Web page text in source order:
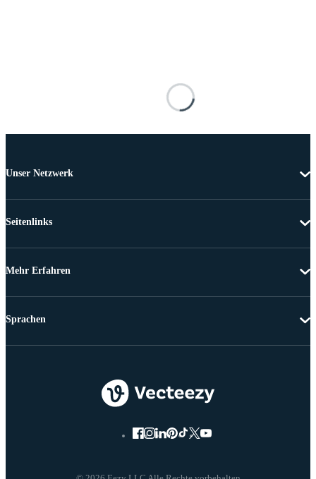
Unser Netzwerk
Seitenlinks
Mehr Erfahren
Sprachen